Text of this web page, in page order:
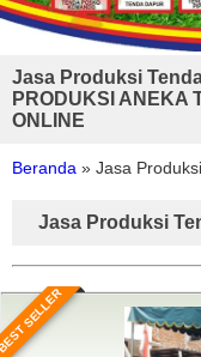
Jasa Produksi
PRODUKSI ANEKA
ONLINE
Beranda » Jasa
Jasa Produksi
SELLER